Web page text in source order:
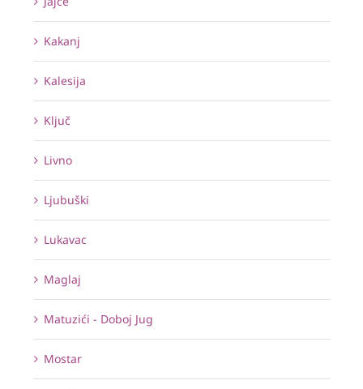
Kakanj
Kalesija
Ključ
Livno
Ljubuški
Lukavac
Maglaj
Matuzići - Doboj Jug
Mostar